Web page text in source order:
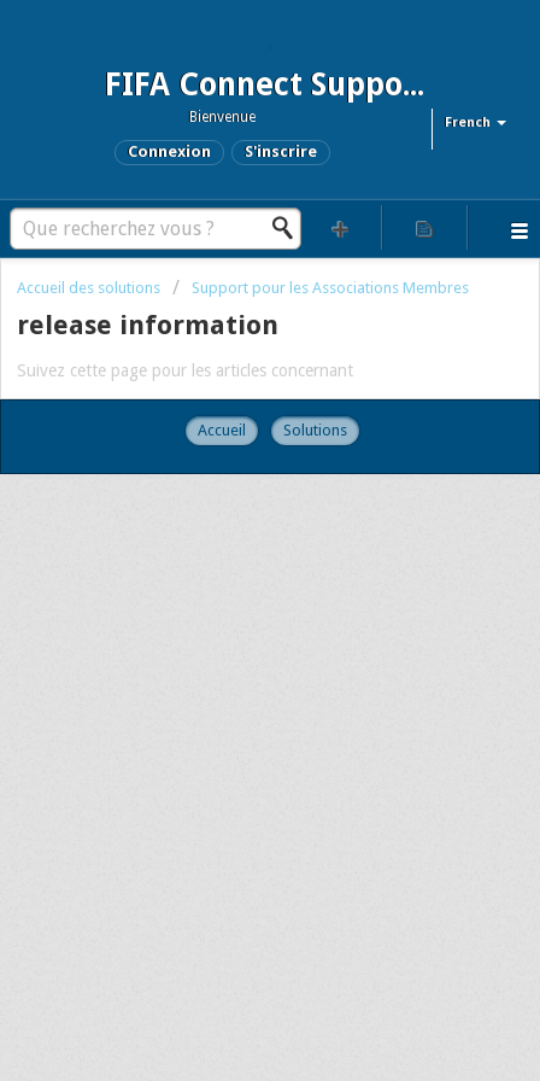
FIFA Connect Support and FCMS Support
French
Bienvenue
Connexion S'inscrire
Accueil des solutions Support pour les Associations Membres
release information
Suivez cette page pour les articles concernant
Accueil Solutions